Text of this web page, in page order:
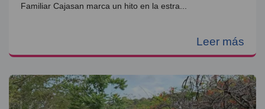
Familiar Cajasan marca un hito en la estra...
Leer más